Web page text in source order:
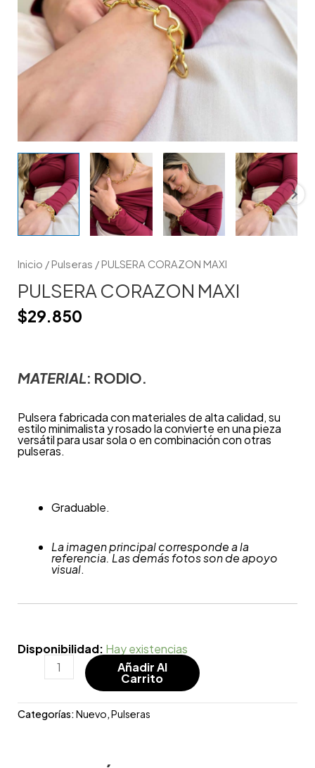
Inicio /Pulseras / PULSERA CORAZON MAXI
PULSERA CORAZON MAXI
$29.850
MATERIAL: RODIO.
Pulsera fabricada con materiales de alta calidad, su
estilo minimalista y rosado la convierte en una pieza
versátil para usar sola o en combinación con otras
pulseras.
Graduable.
La imagen principal corresponde a la
referencia. Las demás fotos son de apoyo
visual.
Disponibilidad: Hay existencias
Añadir Al
Carrito
Categorías:Nuevo,Pulseras